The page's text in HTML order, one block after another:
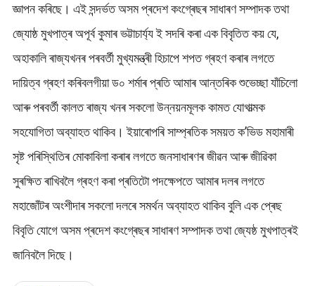
জ্ঞাপন কৰিছে। এই সন্দৰ্ভত অসম প্ৰদেশ কংগ্ৰেছৰ সাধাৰণ সম্পাদক তথা
জ্যোষ্ঠ মুখপাত্ৰ অপূৰ্ব কুমাৰ ভট্টাচাৰ্য্য ই সদৰি কৰা এক বিবৃতিত কয় যে,
অহাকালি ৰাজ্যখনৰ পৰবৰ্তী মুখ্যমন্ত্ৰী হিচাপে শপত গ্ৰহণ কৰাৰ লগতে
দায়িত্ব গ্ৰহণ কৰিবলগীয়া ড০ শৰ্মাৰ প্ৰতি আমাৰ আন্তৰিক শুভেচ্ছা যাঁচিলো
আৰু পৰবৰ্তী কালত ৰাজ্য খনৰ সকলো উন্নয়নমূলক কামত যোগাত্মক
সহযোগিতা অব্যাহত থাকিব। ইয়াৰোপৰি সাম্প্ৰতিক সময়ত ক’ভিড মহামাৰী
সৃষ্ট পৰিস্থিতিৰ মোকাবিলা কৰাৰ লগতে জনসাধাৰণৰ জীৱন আৰু জীৱিকা
সুৰক্ষিত ৰাখিবলৈ গ্ৰহণ কৰা প্ৰতিটো পদক্ষেপতে আমাৰ দলৰ লগতে
মহাজোঁটৰ অংশীদাৰ সকলো দলৰে সমৰ্থন অব্যাহত থাকিব বুলি এক প্ৰেছ
বিবৃতি যোগে অসম প্ৰদেশ কংগ্ৰেছৰ সাধাৰণ সম্পাদক তথা জ্যেষ্ঠ মুখপাত্ৰই
জানিবলৈ দিছে।